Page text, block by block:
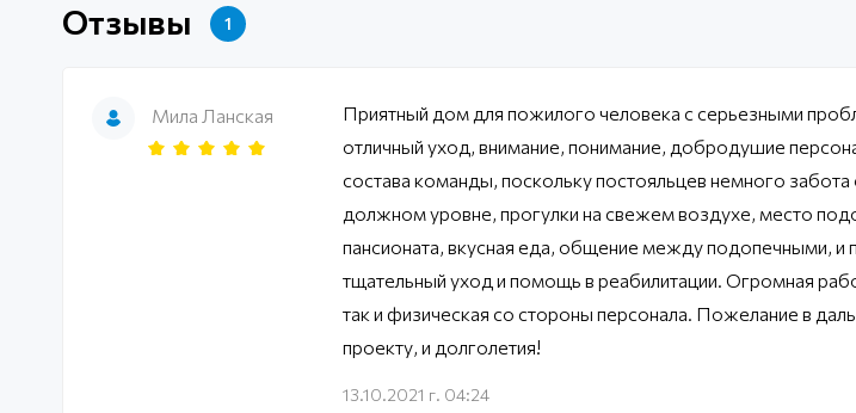
Отзывы 1
Мила Ланская
Приятный дом для пожилого человека с серьезными
отличный уход, внимание, понимание, добродушие
состава команды, поскольку постояльцев немного
должном уровне, прогулки на свежем воздухе, место
пансионата, вкусная еда, общение между подопечными, и
тщательный уход и помощь в реабилитации. Огромная
так и физическая со стороны персонала. Пожелание в
проекту, и долголетия!
13.10.2021 г. 04:24